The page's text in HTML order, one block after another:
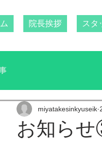
院長挨拶 スタ
お知ら
miyatakesinkyuseik